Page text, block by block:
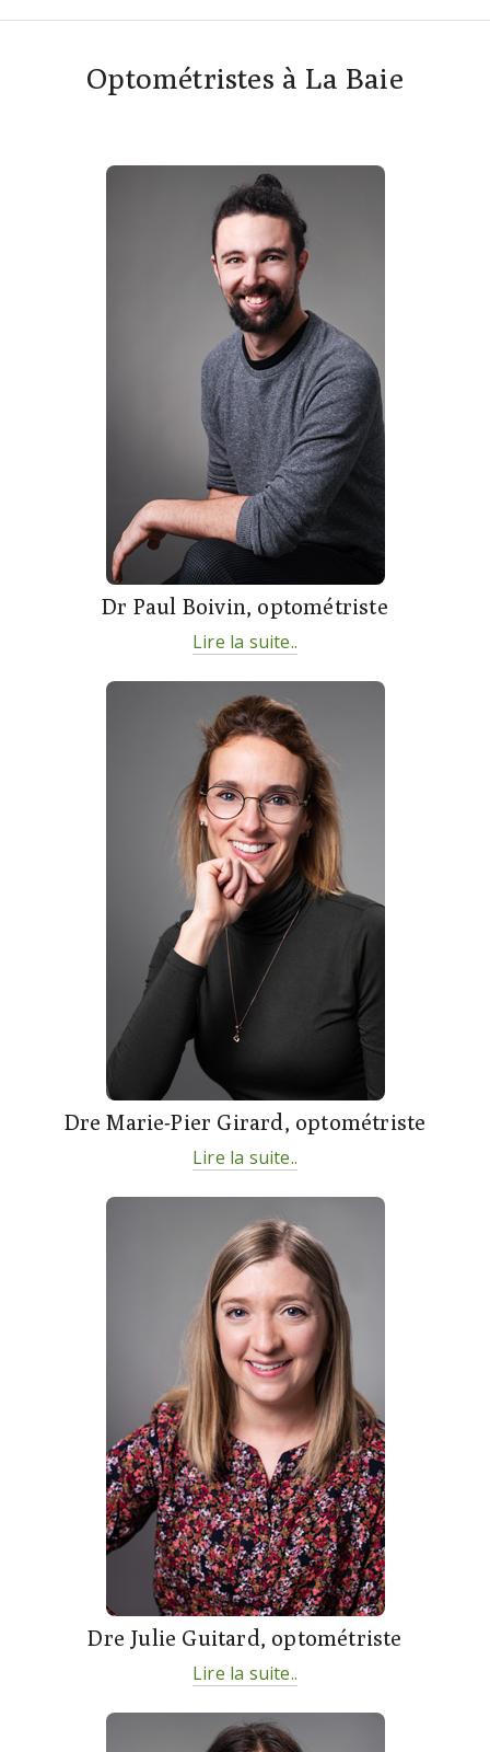
Optométristes à La Baie
Dr Paul Boivin, optométriste
Lire la suite..
Dre Marie-Pier Girard, optométriste
Lire la suite..
Dre Julie Guitard, optométriste
Lire la suite..